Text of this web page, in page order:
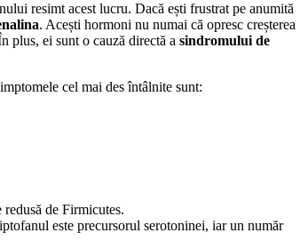
resimt acest lucru. Dacă ești frustrat pe anumită
. Acești hormoni nu numai că opresc creșterea
plus, ei sunt o cauză directă a sindromului de
cel mai des întâlnite sunt:
de Firmicutes.
este precursorul serotoninei, iar un număr